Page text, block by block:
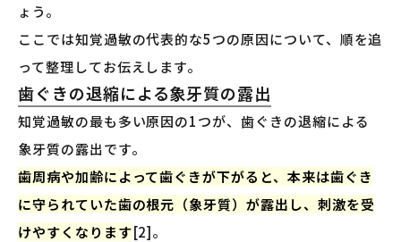
ょう。
ここでは知覚過敏の代表的な5つの原因について、順を追
って整理してお伝えします。
歯ぐきの退縮による象牙質の露出
知覚過敏の最も多い原因の1つが、歯ぐきの退縮による
象牙質の露出です。
歯周病や加齢によって歯ぐきが下がると、本来は歯ぐき
に守られていた歯の根元（象牙質）が露出し、刺激を受
けやすくなります[2]。